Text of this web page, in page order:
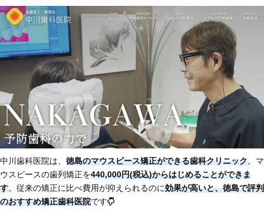
中川歯科医院は、 徳島のマウスピース矯正ができる歯科クリニック。マ
ウスピースの歯列矯正を440,000円(税込)からはじめることができま
す。従来の矯正に比べ費用が抑えられるのに効果が高いと、徳島で評判
のおすすめ矯正歯科医院です